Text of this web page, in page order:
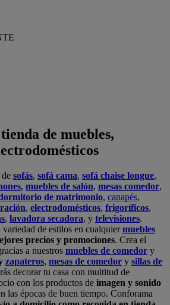
de muebles,
sofás, sofá cama, sofá chaise longue,
, muebles de salón, mesas comedor,
de matrimonio, canapés,
, electrodomésticos, frigoríficos,
, lavadora secadora, y televisiones.
de estilos en cualquiermuebles
precios y promociones. Crea el
a nuestros muebles de comedor y
zapateros, mesas de comedor y sillas de
decorar tu casa con multitud de
con los productos de imagen y sonido
las épocas de buen tiempo. Conforama